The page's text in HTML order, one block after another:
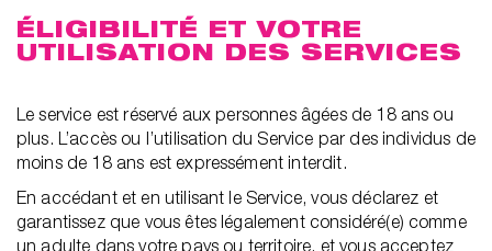
ÉLIGIBILITÉ ET VOTRE
UTILISATION DES SERVICES
Le service est réservé aux personnes âgées de 18 ans ou
plus. L’accès ou l’utilisation du Service par des individus de
moins de 18 ans est expressément interdit.
En accédant et en utilisant le Service, vous déclarez et
garantissez que vous êtes légalement considéré(e) comme
un adulte dans votre pays ou territoire, et vous acceptez